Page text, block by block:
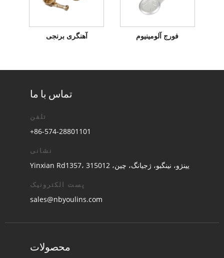
آهنگری برنجی فورج آلومینیوم
تماس با ما
تلفن
+86-574-28801101
نشانی
Yinxian Rd1357، یینژو، نینگبو، ژجیانگ، چین، 315012
پست الکترونیک
sales@nbyoulins.com
محصولات